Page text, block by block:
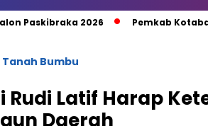
2026 Pemkab Kotabaru
Tanah Bumbu
Rudi Latif Harap
Daerah